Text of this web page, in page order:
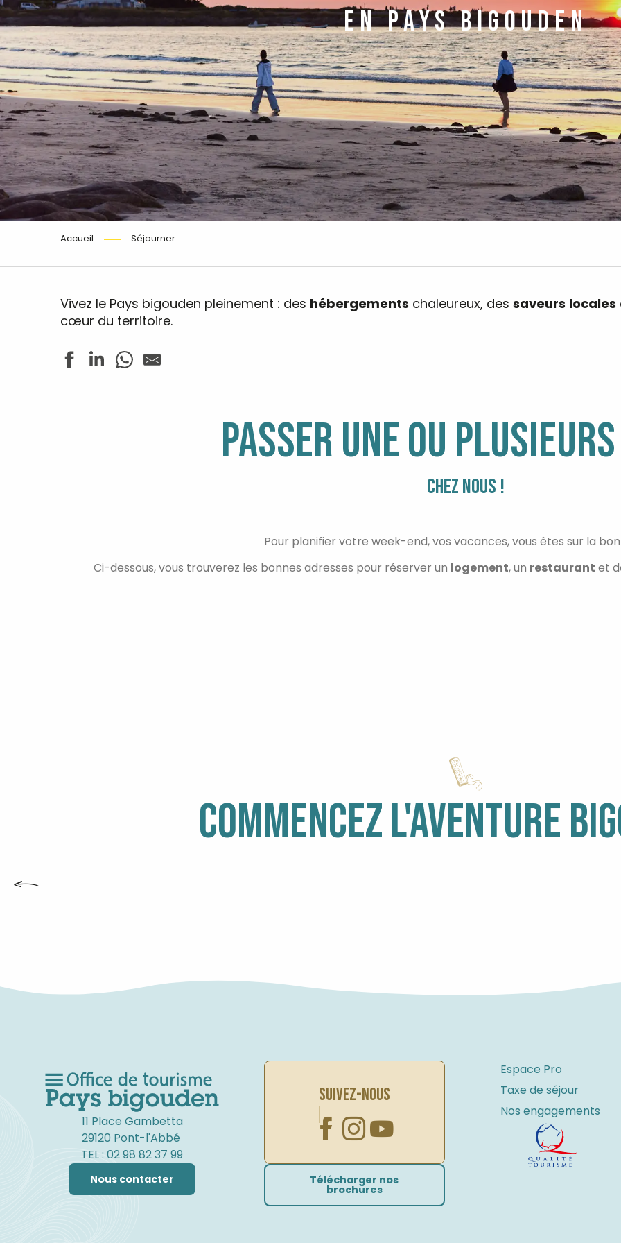
EN PAYS BIGOUDEN
Accueil Séjourner
Vivez le Pays bigouden pleinement : des hébergements chaleureux, des saveurs locales
cœur du territoire.
PASSER UNE OU
CHEZ NOUS !
Pour planifier votre week-end, vos vacances, vous êtes sur la
Ci-dessous, vous trouverez les bonnes adresses pour réserver un logement, un restaurant et
COMMENCEZ L'AVENTURE
11 Place Gambetta
29120 Pont-l'Abbé
TEL : 02 98 82 37 99
Nous contacter
SUIVEZ-NOUS
Télécharger nos
brochures
Espace Pro
Taxe de séjour
Nos engagements